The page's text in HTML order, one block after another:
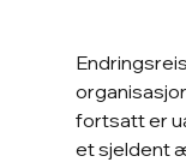
fortsatt er
et sjeldent